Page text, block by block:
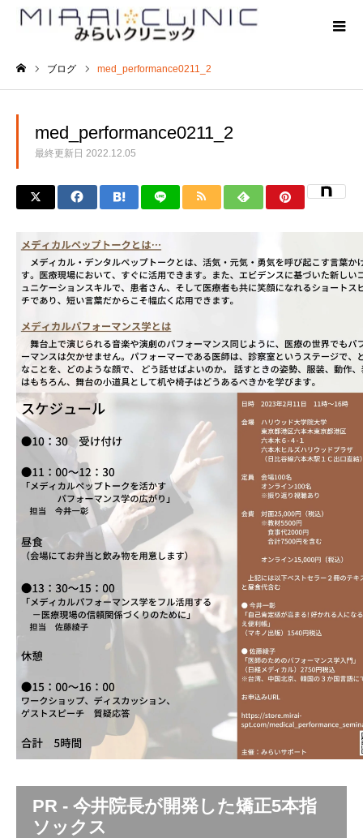
ブログ med_performance0211_2
med_performance0211_2
最終更新日 2022.12.05
PR - 今井院長が開発した矯正5本指
ソックス